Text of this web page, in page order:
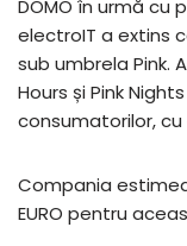
DOMO în urmă cu
electroIT a extins
sub umbrela Pink.
Hours și Pink
consumatorilor,
Compania
EURO pentru